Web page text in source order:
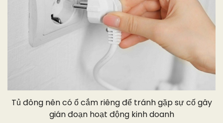
Tủ đông nên có ổ cắm riêng để tránh gặp sự cố gây
gián đoạn hoạt động kinh doanh